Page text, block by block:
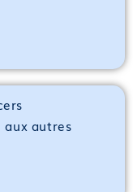
aux autres